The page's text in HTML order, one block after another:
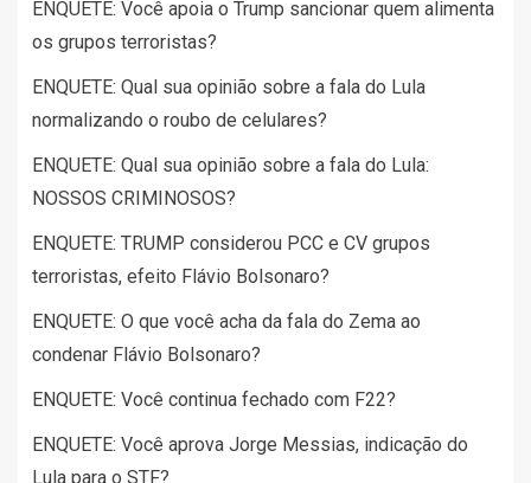
ENQUETE: Você apoia o Trump sancionar quem alimenta
os grupos terroristas?
ENQUETE: Qual sua opinião sobre a fala do Lula
normalizando o roubo de celulares?
ENQUETE: Qual sua opinião sobre a fala do Lula:
NOSSOS CRIMINOSOS?
ENQUETE: TRUMP considerou PCC e CV grupos
terroristas, efeito Flávio Bolsonaro?
ENQUETE: O que você acha da fala do Zema ao
condenar Flávio Bolsonaro?
ENQUETE: Você continua fechado com F22?
ENQUETE: Você aprova Jorge Messias, indicação do
Lula para o STF?